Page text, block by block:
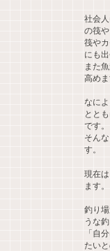
社会
の筏
筏や
にも
また
高めま
なに
とと
です。
そん
す。
現在
ます。
釣り
うな
「自
たい